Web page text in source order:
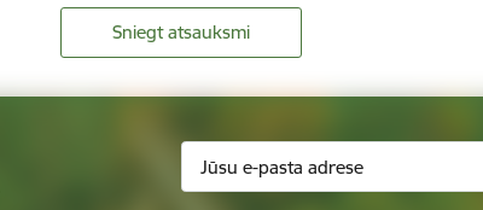
Sniegt atsauksmi